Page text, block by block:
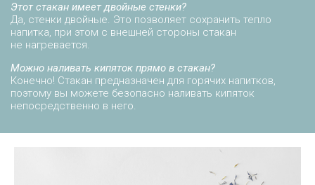
Этот стакан имеет двойные стенки?
Да, стенки двойные. Это позволяет сохранить тепло
напитка, при этом с внешней стороны стакан
не нагревается.
Можно наливать кипяток прямо в стакан?
Конечно! Стакан предназначен для горячих напитков,
поэтому вы можете безопасно наливать кипяток
непосредственно в него.